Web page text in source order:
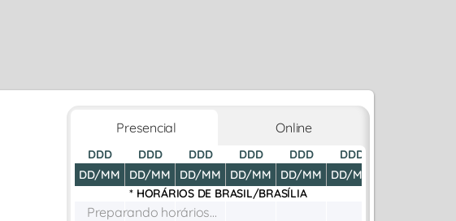
Presencial Online
DDD
DD/MM
DDD
DD/MM
DDD
DD/MM
DDD
DD/MM
DDD
DD/MM
DDD
DD/MM
* HORÁRIOS DE BRASIL/BRASÍLIA
Preparando horários...